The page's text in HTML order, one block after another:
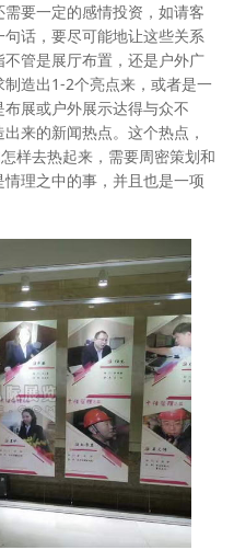
要一定的感情投资，如请客
话，要尽可能地让这些关系
管是展厅布置，还是户外广
造出1-2个亮点来，或者是一
展或户外展示达得与众不
来的新闻热点。这个热点，
样去热起来，需要周密策划和
理之中的事，并且也是一项